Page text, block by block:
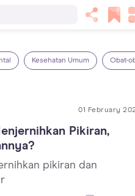
Kesehatan Umum Obat-
01 February
Pikiran,
pikiran dan